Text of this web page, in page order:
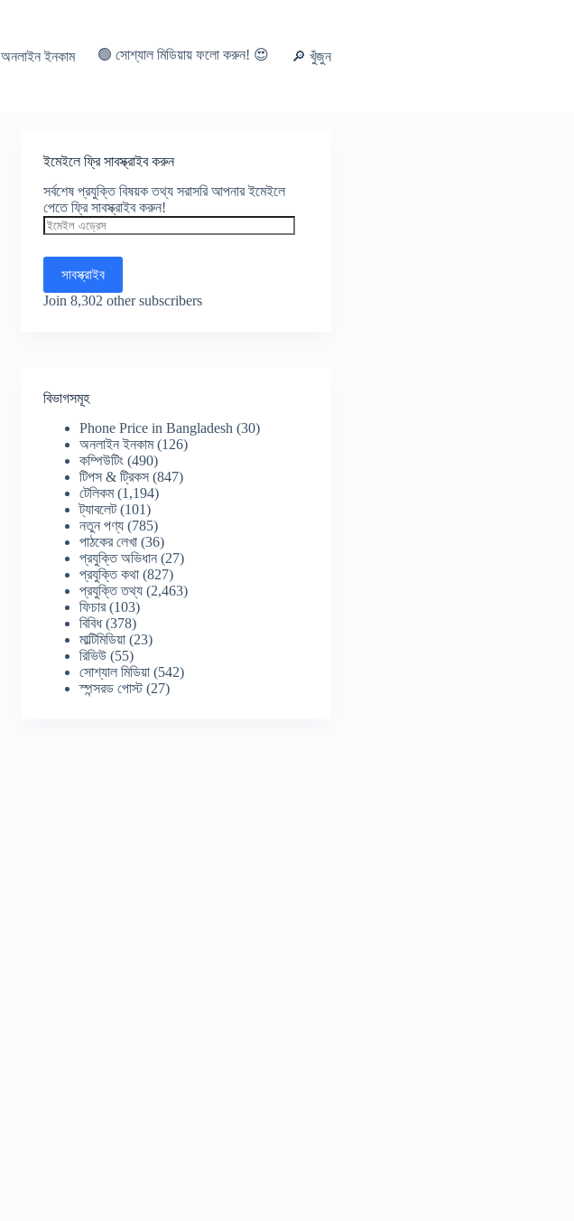
অনলাইন ইনকাম 🟢 সোশ্যাল মিডিয়ায় ফলো করুন! 😍 🔎 খুঁজুন
ইমেইলে ফ্রি সাবস্ক্রাইব করুন
সর্বশেষ প্রযুক্তি বিষয়ক তথ্য সরাসরি আপনার ইমেইলে
পেতে ফ্রি সাবস্ক্রাইব করুন!
ইমেইল
এড্রেস
সাবস্ক্রাইব
Join 8,302 other subscribers
বিভাগসমূহ
Phone Price in Bangladesh (30)
অনলাইন ইনকাম(126)
কম্পিউটিং (490)
টিপস & ট্রিকস (847)
টেলিকম(1,194)
ট্যাবলেট(101)
নতুন পণ্য (785)
পাঠকের লেখা (36)
প্রযুক্তি অভিধান (27)
প্রযুক্তি কথা (827)
প্রযুক্তি তথ্য (2,463)
ফিচার(103)
বিবিধ(378)
মাল্টিমিডিয়া (23)
রিভিউ (55)
সোশ্যাল মিডিয়া (542)
স্পন্সরড পোস্ট(27)